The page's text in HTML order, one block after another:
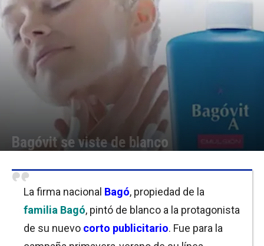
Bagóvit se viste de blanco
La firma nacional Bagó, propiedad de la
familia Bagó, pintó de blanco a la protagonista
de su nuevo corto publicitario. Fue para la